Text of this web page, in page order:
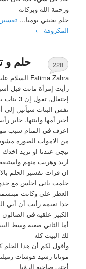
ورحمة الله وبركاته
حلم يجيني يوميا…تفسير
المكروهة ←
حلم و
228
Fatima Zahra السلام عليكم ورحمة الله تعالى وبركاته
رأيت إمرأة ماتت قبل
نفس البنات سيأتين إلى
أخبر أمها وابنتها. جابر
اعرففي المنام سبب
من الاموات الصوره
تيجي عندنا او نريد
اريد وهربت منهم
ان قرات تفسير الحلم
حلمت بانى اجلس مع
العطر على وكانت
جدا نعيمه رأيت أن أبي
الكبير علقيهفي الصالون
أما الثاني ضعيه وسط
لك البيت كله
وأقول لكم أن هذا الحلم
موتانا رشيد هوشات
أختي صاحبة الرؤيا